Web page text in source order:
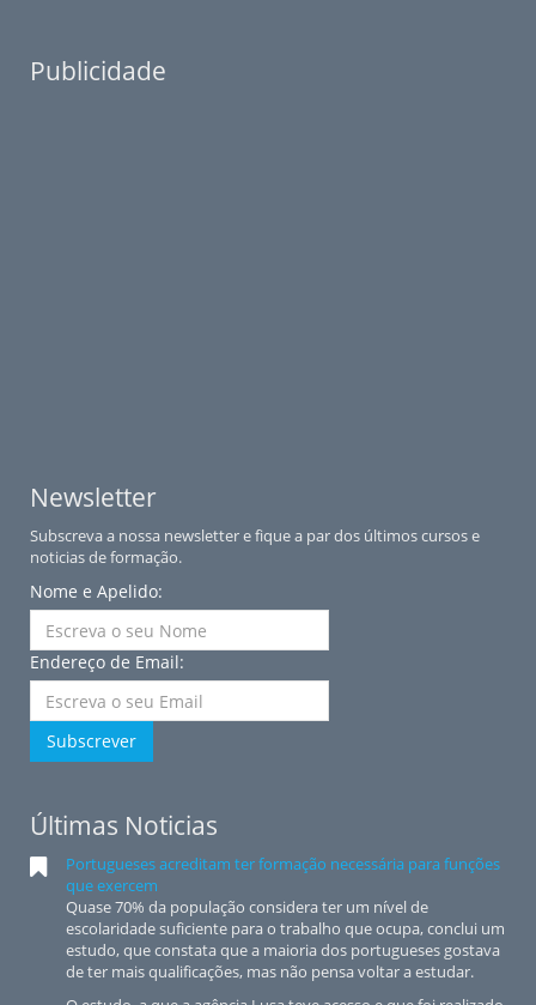
Publicidade
Newsletter
Subscreva a nossa newsletter e fique a par dos últimos cursos e
noticias de formação.
Nome e Apelido:
Endereço de Email:
Subscrever
Últimas Noticias
Portugueses acreditam ter formação necessária para funções
que exercem
Quase 70% da população considera ter um nível de
escolaridade suficiente para o trabalho que ocupa, conclui um
estudo, que constata que a maioria dos portugueses gostava
de ter mais qualificações, mas não pensa voltar a estudar.